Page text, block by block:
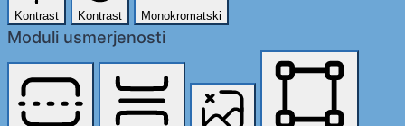
Kontrast Kontrast Monokromatski
Moduli usmerjenosti